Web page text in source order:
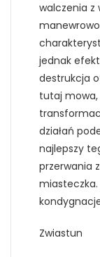
walczenia
jednak
destrukcja
tutaj
działań
najlepszy
przerwania
miasteczka.
Zwiastun